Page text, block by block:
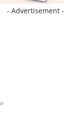
- Advertisement -